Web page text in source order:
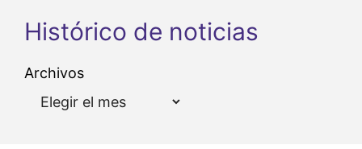
Histórico de noticias
Archivos